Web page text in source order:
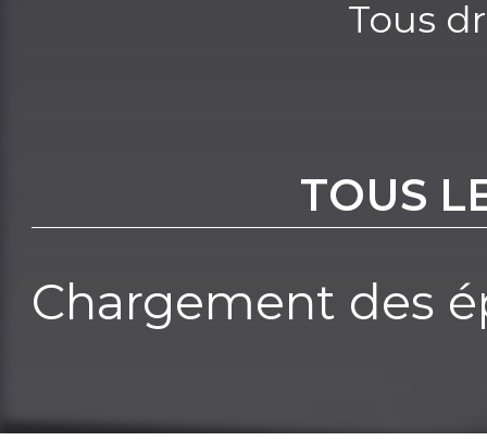
Tous
TOUS
Chargement des